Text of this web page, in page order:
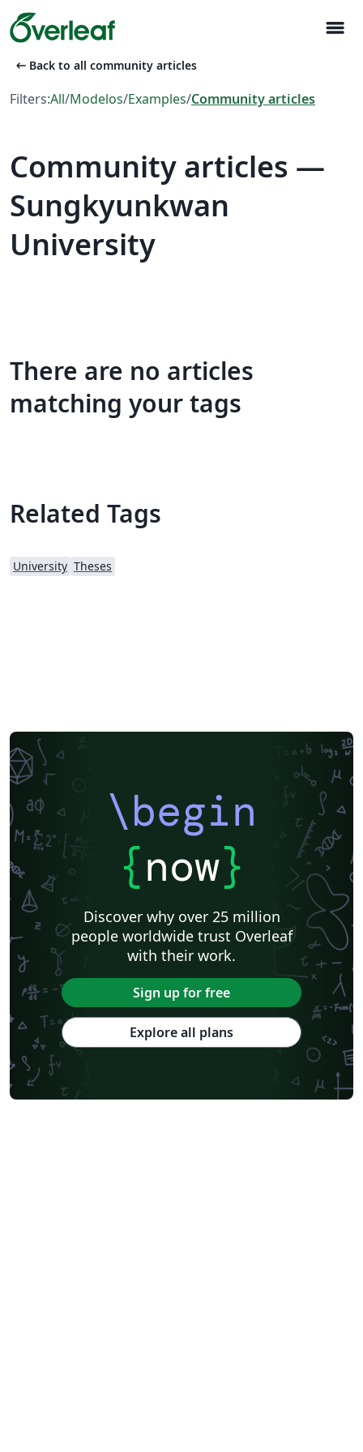
menu
arrow_left_alt Back to all community articles
Filters:All/Modelos/Examples/Community articles
Community articles —
Sungkyunkwan
University
There are no articles
matching your tags
Related Tags
University Theses
\begin
{now}
Discover why over 25 million
people worldwide trust Overleaf
with their work.
Sign up for free
Explore all plans